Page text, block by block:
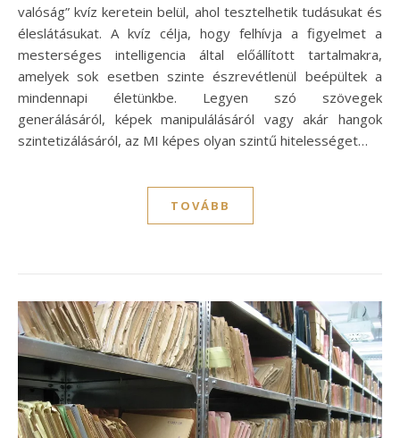
valóság” kvíz keretein belül, ahol tesztelhetik tudásukat és
éleslátásukat. A kvíz célja, hogy felhívja a figyelmet a
mesterséges intelligencia által előállított tartalmakra,
amelyek sok esetben szinte észrevétlenül beépültek a
mindennapi életünkbe. Legyen szó szövegek
generálásáról, képek manipulálásáról vagy akár hangok
szintetizálásáról, az MI képes olyan szintű hitelességet…
TOVÁBB